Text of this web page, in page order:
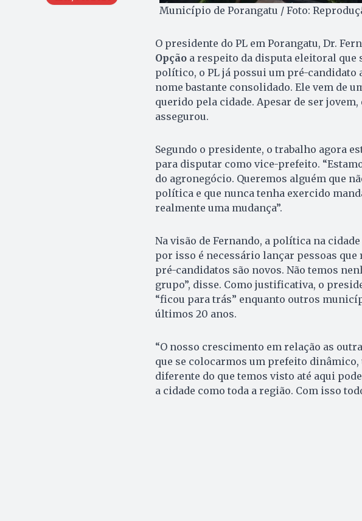
Município de Porangatu / Foto:
O presidente do PL em Porangatu, Dr.
Opçãoa respeito da disputa eleitoral que
político, o PL já possui um pré-candidato
nome bastante consolidado. Ele vem de
querido pela cidade. Apesar de ser jovem,
assegurou.
Segundo o presidente, o trabalho agora
para disputar como vice-prefeito.
do agronegócio. Queremos alguém que
política e que nunca tenha exercido
realmente uma mudança”.
Na visão de Fernando, a política na
por isso é necessário lançar pessoas que
pré-candidatos são novos. Não temos
grupo”, disse. Como justificativa, o
“ficou para trás” enquanto outros
últimos 20 anos.
“O nosso crescimento em relação as
que se colocarmos um prefeito
diferente do que temos visto até aqui
a cidade como toda a região. Com isso